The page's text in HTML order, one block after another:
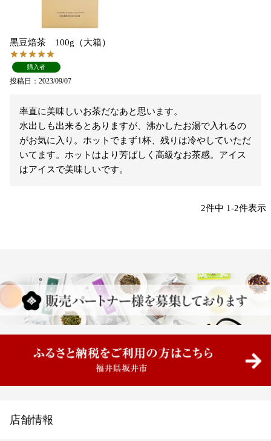
黒豆焙茶 100g（大箱）
購入者
投稿日 2023/09/07
率直に美味しいお茶だなあと思います。
水出しも出来るとありますが、沸かしたお湯で入れるの
がお気に入り。ホットでまず1杯、残りは冷やしていただ
いてます。ホットはより芳ばしく高級なお茶感。アイス
はアイスで美味しいです。
2件中 1-2件表示
店舗情報